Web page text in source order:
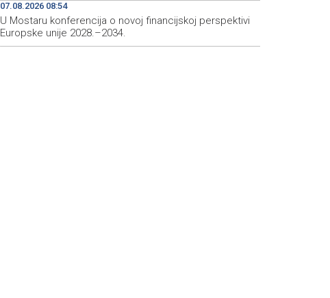
07.08.2026 08:54
U Mostaru konferencija o novoj financijskoj perspektivi
Europske unije 2028.–2034.